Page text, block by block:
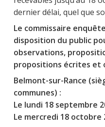
dernier délai, quel que
Le commissaire
disposition du public
observations,
propositions écrites et
Belmont-sur-Rance
communes) :
Le lundi 18 septembre
Le mercredi 18 octobre